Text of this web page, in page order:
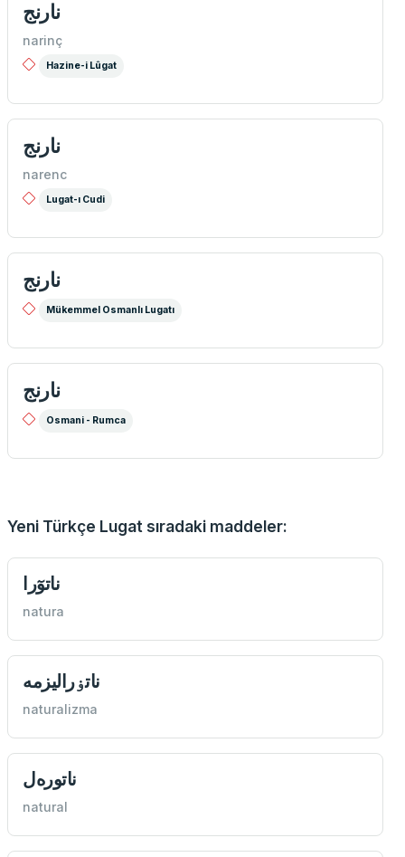
نارنج
narinç
Hazine-i Lûgat
نارنج
narenc
Lugat-ı Cudi
نارنج
Mükemmel Osmanlı Lugatı
نارنج
Osmani - Rumca
Yeni Türkçe Lugat sıradaki maddeler:
ناتوٓرا
natura
ناتۏرالیزمه
naturalizma
ناتوره‌ل
natural